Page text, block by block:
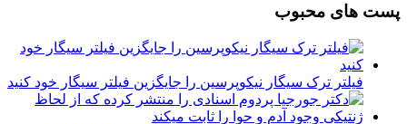
پست های محبوب
فیلتر ترک سیگار نیکوپرسین را جایگزین فیلتر سیگار خود کنید